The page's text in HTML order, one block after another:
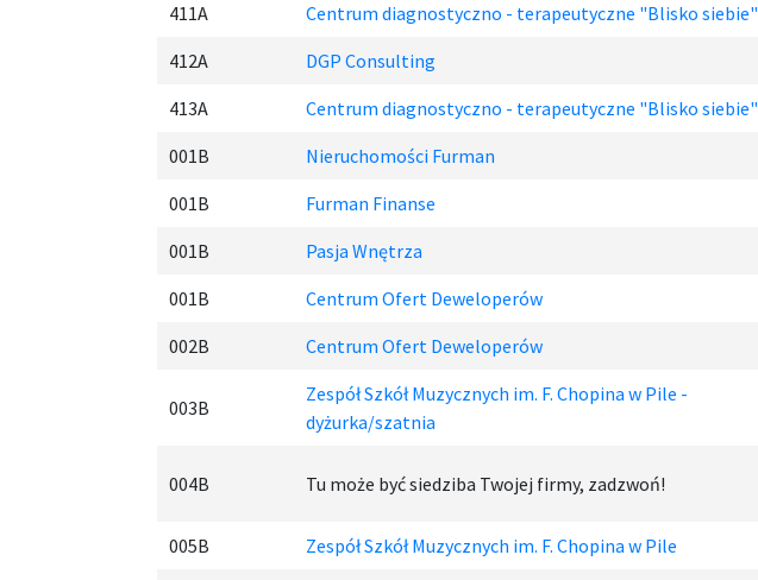
411A
Centrum diagnostyczno - terapeutyczne "Blisko siebie"
412A
DGP Consulting
413A
Centrum diagnostyczno - terapeutyczne "Blisko siebie"
001B
Nieruchomości Furman
001B
Furman Finanse
001B
Pasja Wnętrza
001B
Centrum Ofert Deweloperów
002B
Centrum Ofert Deweloperów
003B
Zespół Szkół Muzycznych im. F. Chopina w Pile -
dyżurka/szatnia
004B Tu może być siedziba Twojej firmy, zadzwoń!
005B Zespół Szkół Muzycznych im. F. Chopina w Pile